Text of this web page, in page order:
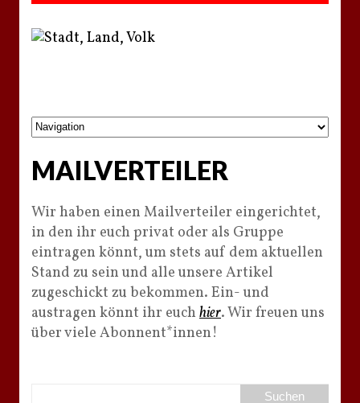
MAILVERTEILER
Wir haben einen Mailverteiler eingerichtet,
in den ihr euch privat oder als Gruppe
eintragen könnt, um stets auf dem aktuellen
Stand zu sein und alle unsere Artikel
zugeschickt zu bekommen. Ein- und
austragen könnt ihr euch hier. Wir freuen uns
über viele Abonnent*innen!